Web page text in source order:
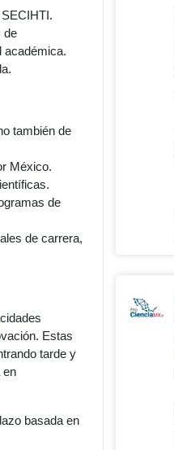
de
académica.
también de
México.
de
de carrera,
Estas
tarde y
en
basada en